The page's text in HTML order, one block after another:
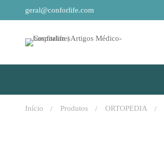
geral@conforlife.com
Início Produtos ORTOPEDIA